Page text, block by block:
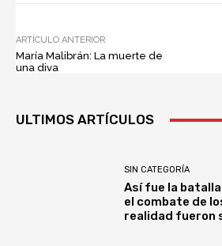
ARTÍCULO ANTERIOR
María Malibrán: La muerte de
una diva
ULTIMOS ARTÍCULOS
SIN CATEGORÍA
Así fue la
el combate de
realidad fueron